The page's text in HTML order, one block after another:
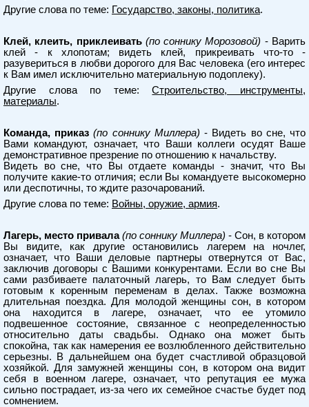
Другие слова по теме: Государство, законы, политика.
Клей, клеить, приклеивать (по соннику Морозовой) - Варить
клей - к хлопотам; видеть клей, прикреивать что-то -
разувериться в любви дорогого для Вас человека (его интерес
к Вам имел исключительно материальную подоплеку).
Другие слова по теме:Строительство, инструменты,
материалы.
Команда, приказ (по соннику Миллера) - Видеть во сне, что
Вами командуют, означает, что Ваши коллеги осудят Ваше
демонстративное презрение по отношению к начальству.
Видеть во сне, что Вы отдаете команды - значит, что Вы
получите какие-то отличия; если Вы командуете высокомерно
или деспотичны, то ждите разочарований.
Другие слова по теме: Войны, оружие, армия.
Лагерь, место привала (по соннику Миллера) - Сон, в котором
Вы видите, как другие остановились лагерем на ночлег,
означает, что Ваши деловые партнеры отвернутся от Вас,
заключив договоры с Вашими конкурентами. Если во сне Вы
сами разбиваете палаточный лагерь, то Вам следует быть
готовым к коренным переменам в делах. Также возможна
длительная поездка. Для молодой женщины сон, в котором
она находится в лагере, означает, что ее утомило
подвешенное состояние, связанное с неопределенностью
относительно даты свадьбы. Однако она может быть
спокойна, так как намерения ее возлюбленного действительно
серьезны. В дальнейшем она будет счастливой образцовой
хозяйкой. Для замужней женщины сон, в котором она видит
себя в военном лагере, означает, что репутация ее мужа
сильно пострадает, из-за чего их семейное счастье будет под
сомнением.